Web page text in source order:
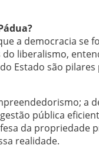
a democracia se
liberalismo,
Estado são
a
pública
da propriedade
realidade.